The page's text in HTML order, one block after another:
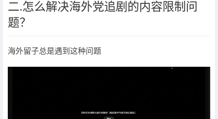
二.怎么解决海外党追剧的内容限制问
题？
海外留子总是遇到这种问题